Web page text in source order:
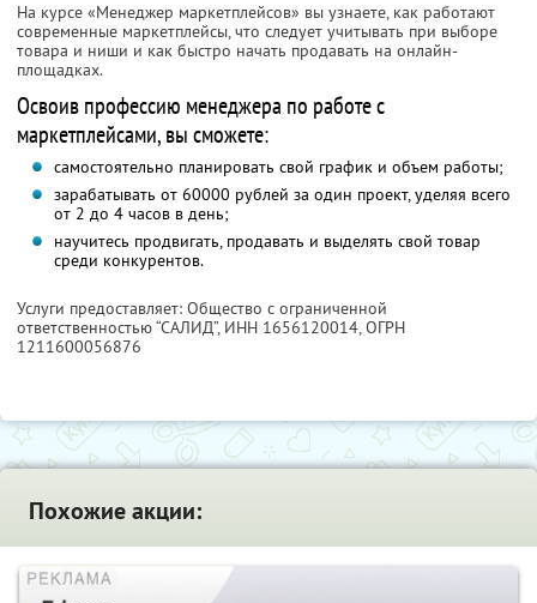
На курсе «Менеджер маркетплейсов» вы узнаете, как работают
современные маркетплейсы, что следует учитывать при выборе
товара и ниши и как быстро начать продавать на онлайн-
площадках.
Освоив профессию менеджера по работе с
маркетплейсами, вы сможете:
самостоятельно планировать свой график и объем работы;
зарабатывать от 60000 рублей за один проект, уделяя всего
от 2 до 4 часов в день;
научитесь продвигать, продавать и выделять свой товар
среди конкурентов.
Услуги предоставляет: Общество с ограниченной
ответственностью “САЛИД”, ИНН 1656120014, ОГРН
1211600056876
Похожие акции: